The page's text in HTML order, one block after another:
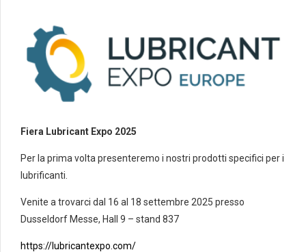
Fiera Lubricant Expo 2025
Per la prima volta presenteremo i nostri prodotti specifici per i
lubrificanti.
Venite a trovarci dal 16 al 18 settembre 2025 presso
Dusseldorf Messe, Hall 9 – stand 837
https://lubricantexpo.com/